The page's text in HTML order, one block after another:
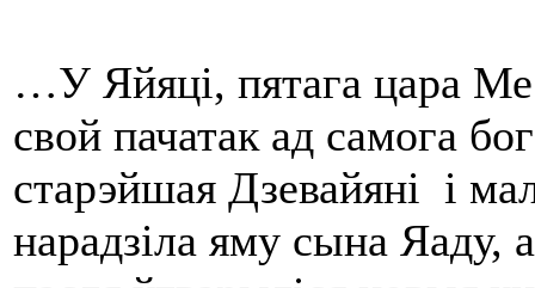
…У Яйяці, пятага цара
свой пачатак ад самога
старэйшая Дзевайяні і
нарадзіла яму сына Яаду,